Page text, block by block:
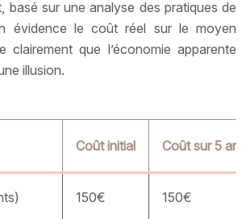
basé sur une analyse des pratiques de
évidence le coût réel sur le moyen
clairement que l’économie apparente
illusion.
Coût initial Coût sur 5 ans
150€ 150€